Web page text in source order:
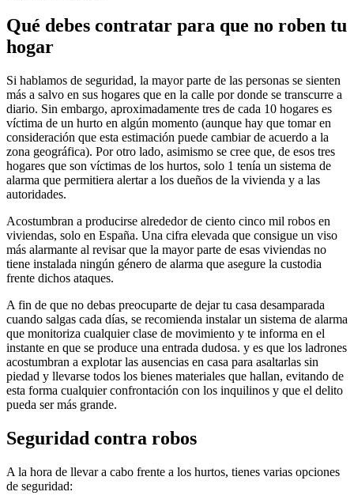
Qué debes contratar para que no roben tu
hogar
Si hablamos de seguridad, la mayor parte de las personas se sienten
más a salvo en sus hogares que en la calle por donde se transcurre a
diario. Sin embargo, aproximadamente tres de cada 10 hogares es
víctima de un hurto en algún momento (aunque hay que tomar en
consideración que esta estimación puede cambiar de acuerdo a la
zona geográfica). Por otro lado, asimismo se cree que, de esos tres
hogares que son víctimas de los hurtos, solo 1 tenía un sistema de
alarma que permitiera alertar a los dueños de la vivienda y a las
autoridades.
Acostumbran a producirse alrededor de ciento cinco mil robos en
viviendas, solo en España. Una cifra elevada que consigue un viso
más alarmante al revisar que la mayor parte de esas viviendas no
tiene instalada ningún género de alarma que asegure la custodia
frente dichos ataques.
A fin de que no debas preocuparte de dejar tu casa desamparada
cuando salgas cada días, se recomienda instalar un sistema de alarma
que monitoriza cualquier clase de movimiento y te informa en el
instante en que se produce una entrada dudosa. y es que los ladrones
acostumbran a explotar las ausencias en casa para asaltarlas sin
piedad y llevarse todos los bienes materiales que hallan, evitando de
esta forma cualquier confrontación con los inquilinos y que el delito
pueda ser más grande.
Seguridad contra robos
A la hora de llevar a cabo frente a los hurtos, tienes varias opciones
de seguridad: